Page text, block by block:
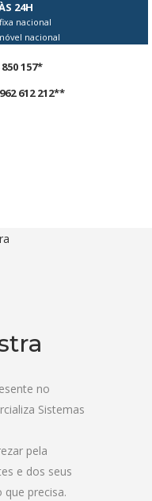
24H
nacional
nacional
850 157*
962 612 212**
no
Sistemas
pela
e dos seus
precisa.